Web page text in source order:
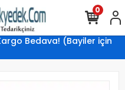
Bedava! (Bayiler için
0